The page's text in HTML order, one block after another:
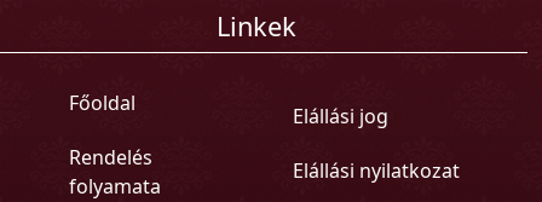
Linkek
Főoldal
Rendelés
folyamata
Elállási jog
Elállási nyilatkozat